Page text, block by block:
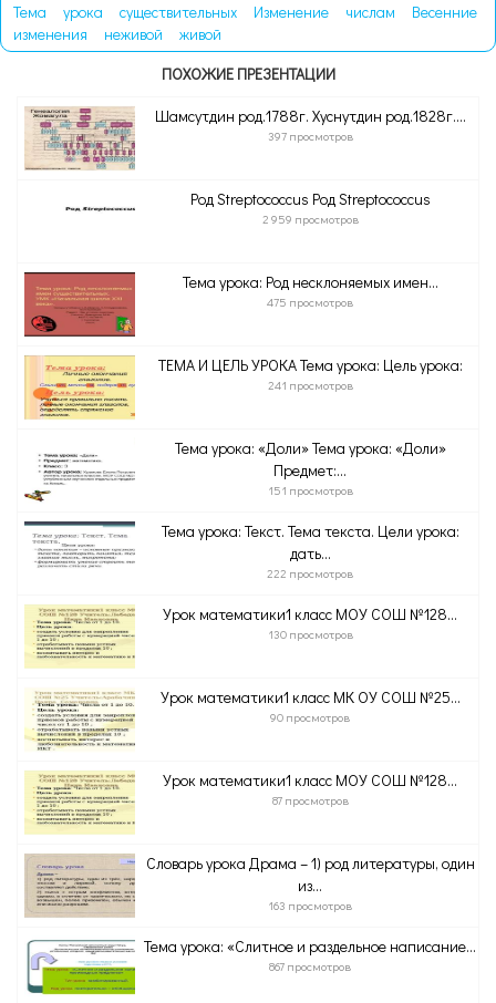
Тема урока существительных Изменение числам
Весенние
изменения
неживой
живой
ПОХОЖИЕ ПРЕЗЕНТАЦИИ
Шамсутдин род.1788г. Хуснутдин род.1828г....
397 просмотров
Род Streptococcus Род Streptococcus
2 959 просмотров
Тема урока: Род несклоняемых имен...
475 просмотров
ТЕМА И ЦЕЛЬ УРОКА Тема урока: Цель урока:
241 просмотров
Тема урока: «Доли» Тема урока: «Доли»
Предмет:...
151 просмотров
Тема урока: Текст. Тема текста. Цели урока:
дать...
222 просмотров
Урок математики1 класс МОУ СОШ №128...
130 просмотров
Урок математики1 класс МК ОУ СОШ №25...
90 просмотров
Урок математики1 класс МОУ СОШ №128...
87 просмотров
Словарь урока Драма – 1) род литературы, один
из...
163 просмотров
Тема урока: «Слитное и раздельное написание...
867 просмотров